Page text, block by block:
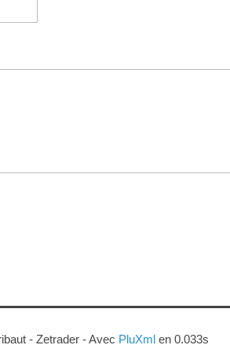
- Zetrader - Avec PluXmlen 0.033s